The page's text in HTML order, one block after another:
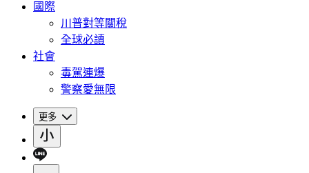
國際
川普對等關稅
全球必讀
社會
毒駕連爆
警察愛無限
更多